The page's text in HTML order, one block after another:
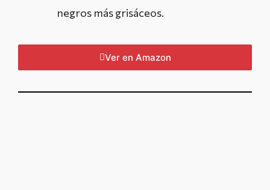
negros más grisáceos.
Ver en Amazon